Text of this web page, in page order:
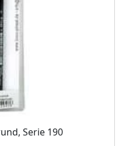
Serie 190